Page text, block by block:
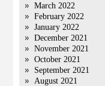
March 2022
February 2022
January 2022
December 2021
November 2021
October 2021
September 2021
August 2021